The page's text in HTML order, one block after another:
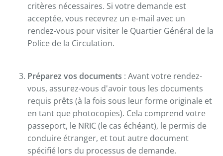
critères nécessaires. Si votre demande est
acceptée, vous recevrez un e-mail avec un
rendez-vous pour visiter le Quartier Général de la
Police de la Circulation.
Préparez vos documents : Avant votre rendez-
vous, assurez-vous d'avoir tous les documents
requis prêts (à la fois sous leur forme originale et
en tant que photocopies). Cela comprend votre
passeport, le NRIC (le cas échéant), le permis de
conduire étranger, et tout autre document
spécifié lors du processus de demande.